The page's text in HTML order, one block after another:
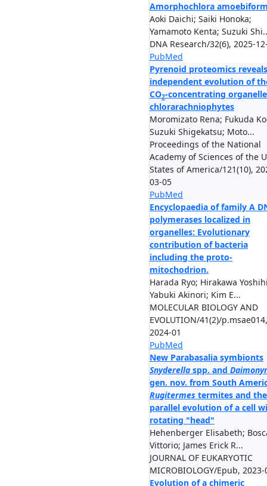
Amorphochlora
Aoki Daichi; Saiki Honoka;
Yamamoto Kenta; Suzuki
DNA Research/32(6), 2025-
PubMed
Pyrenoid proteomics reveals
independent evolution of
CO2-concentrating
chlorarachniophytes
Moromizato Rena; Fukuda
Suzuki Shigekatsu; Moto...
Proceedings of the National
Academy of Sciences of the
States of America/121(10),
03-05
PubMed
Encyclopaedia of family A
polymerases localized in
organelles: Evolutionary
contribution of bacteria
including the proto-
mitochodrion.
Harada Ryo; Hirakawa
Yabuki Akinori; Kim E...
MOLECULAR BIOLOGY AND
EVOLUTION/41(2)/p.msae014,
2024-01
PubMed
New Parabasalia symbionts
Snyderella spp. and
gen. nov. from South
Rugitermes termites and the
parallel evolution of a cell
rotating "head"
Hehenberger Elisabeth;
Vittorio; James Erick R...
JOURNAL OF EUKARYOTIC
MICROBIOLOGY/Epub,
Evolution of a chimeric